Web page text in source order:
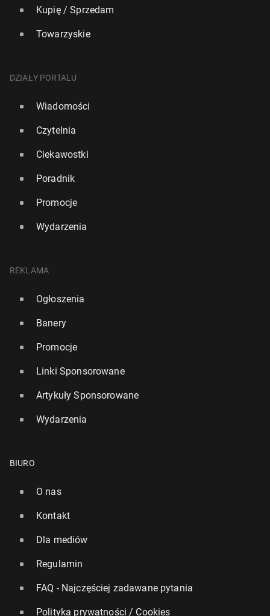
Kupię / Sprzedam
Towarzyskie
DZIAŁY PORTALU
Wiadomości
Czytelnia
Ciekawostki
Poradnik
Promocje
Wydarzenia
REKLAMA
Ogłoszenia
Banery
Promocje
Linki Sponsorowane
Artykuły Sponsorowane
Wydarzenia
BIURO
O nas
Kontakt
Dla mediów
Regulamin
FAQ - Najczęściej zadawane pytania
Polityka prywatności / Cookies